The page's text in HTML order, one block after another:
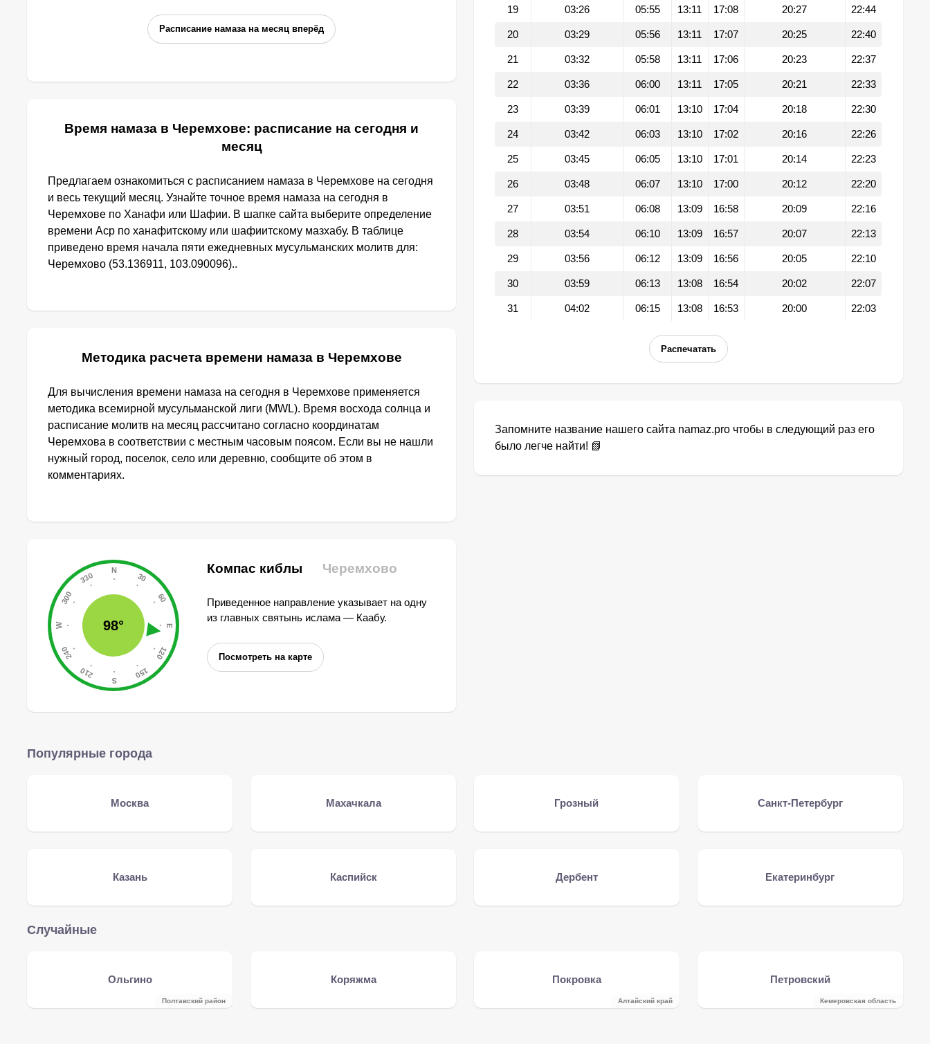
Расписание намаза на месяц вперёд
Время намаза в Черемхове: расписание на сегодня и
месяц
Предлагаем ознакомиться с расписанием намаза в Черемхове на сегодня
и весь текущий месяц. Узнайте точное время намаза на сегодня в
Черемхове по Ханафи или Шафии. В шапке сайта выберите определение
времени Аср по ханафитскому или шафиитскому мазхабу. В таблице
приведено время начала пяти ежедневных мусульманских молитв для:
Черемхово (53.136911, 103.090096)..
Методика расчета времени намаза в Черемхове
Для вычисления времени намаза на сегодня в Черемхове применяется
методика всемирной мусульманской лиги (MWL). Время восхода солнца и
расписание молитв на месяц рассчитано согласно координатам
Черемхова в соответствии с местным часовым поясом. Если вы не нашли
нужный город, поселок, село или деревню, сообщите об этом в
комментариях.
98°
Компас киблы Черемхово
Приведенное направление указывает на одну
из главных святынь ислама — Каабу.
Посмотреть на карте
19 03:26 05:55 13:11 17:08 20:27 22:44
20 03:29 05:56 13:11 17:07 20:25 22:40
21 03:32 05:58 13:11 17:06 20:23 22:37
22 03:36 06:00 13:11 17:05 20:21 22:33
23 03:39 06:01 13:10 17:04 20:18 22:30
24 03:42 06:03 13:10 17:02 20:16 22:26
25 03:45 06:05 13:10 17:01 20:14 22:23
26 03:48 06:07 13:10 17:00 20:12 22:20
27 03:51 06:08 13:09 16:58 20:09 22:16
28 03:54 06:10 13:09 16:57 20:07 22:13
29 03:56 06:12 13:09 16:56 20:05 22:10
30 03:59 06:13 13:08 16:54 20:02 22:07
31 04:02 06:15 13:08 16:53 20:00 22:03
Распечатать
Запомните название нашего сайта namaz.pro чтобы в следующий раз его
было легче найти! 📗
Популярные города
Москва Махачкала Грозный Санкт-Петербург
Казань Каспийск Дербент Екатеринбург
Случайные
Ольгино
Полтавский район
Коряжма Покровка
Алтайский край
Петровский
Кемеровская область